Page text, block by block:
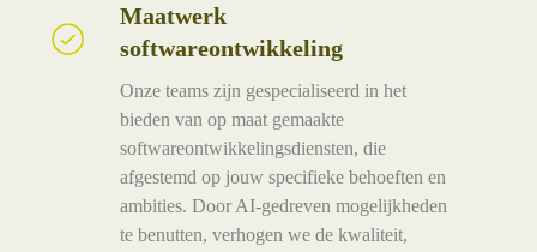
Maatwerk
softwareontwikkeling
Onze teams zijn gespecialiseerd in het
bieden van op maat gemaakte
softwareontwikkelingsdiensten, die
afgestemd op jouw specifieke behoeften en
ambities. Door AI-gedreven mogelijkheden
te benutten, verhogen we de kwaliteit,
softwareontwikkeling